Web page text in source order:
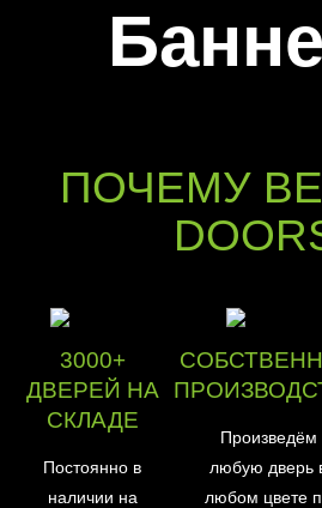
ПОЧЕМУ
3000+
ДВЕРЕЙ НА
СКЛАДЕ
Постоянно в
наличии на
Произведём
любую дверь
любом цвете